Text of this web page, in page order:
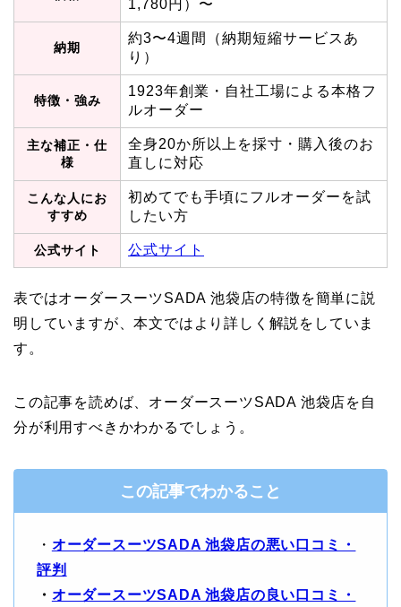
1,780円）〜
納期
約3〜4週間（納期短縮サービスあ
り）
特徴・強み
1923年創業・自社工場による本格フ
ルオーダー
主な補正・仕
様
全身20か所以上を採寸・購入後のお
直しに対応
こんな人にお
すすめ
初めてでも手頃にフルオーダーを試
したい方
公式サイト 公式サイト
表ではオーダースーツSADA 池袋店の特徴を簡単に説
明していますが、本文ではより詳しく解説をしていま
す。
この記事を読めば、オーダースーツSADA 池袋店を自
分が利用すべきかわかるでしょう。
この記事でわかること
・ オーダースーツSADA 池袋店の悪い口コミ・
評判
・ オーダースーツSADA 池袋店の良い口コミ・